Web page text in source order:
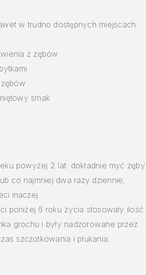
w trudno dostępnych miejscach
z zębów
smak
powyżej 2 lat: dokładnie myć zęby
co najmniej dwa razy dziennie,
inaczej.
poniżej 6 roku życia stosowały ilość
grochu i były nadzorowane przez
szczotkowania i płukania.